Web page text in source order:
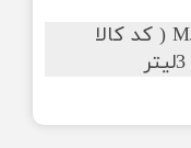
سطل ایکیا آبی پدالی MJOSA ( کد کالا